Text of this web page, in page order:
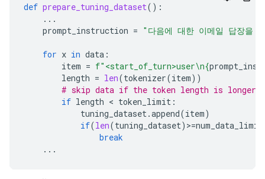
def prepare_tuning_dataset():
...
prompt_instruction = "다음에 대한 이메일 답장을
for x in data :
item = f"<start_of_turn>user\n{
length = len(tokenizer(item))
# skip data if the token length is longer
if length < token_limit :
tuning_dataset .append(item)
if(len(tuning_dataset) >=num_data_limit
break
...